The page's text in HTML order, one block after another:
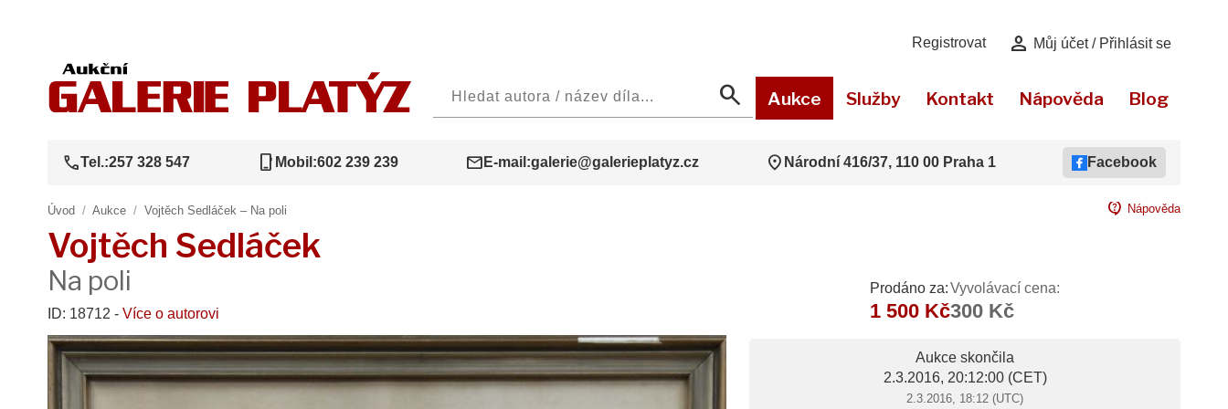
Registrovat person Můj účet / Přihlásit se
search Aukce Služby Kontakt Nápověda Blog
callTel.:257 328 547 phone_iphone Mobil:602 239 239 mail E-mail:galerie@galerieplatyz.cz location_on Národní 416/37, 110 00 Praha 1 Facebook
Úvod / Aukce / Vojtěch Sedláček – Na poli contact_support Nápověda
Vojtěch Sedláček
Na poli
ID: 18712 - Více o autorovi
Prodáno za:
1 500 Kč
Vyvolávací cena:
300 Kč
Aukce skončila
2.3.2016, 20:12:00(CET)
2.3.2016, 18:12 (UTC)